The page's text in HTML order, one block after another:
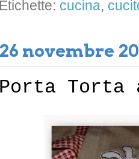
Etichette: cucina,
26 novembre
Porta Torta